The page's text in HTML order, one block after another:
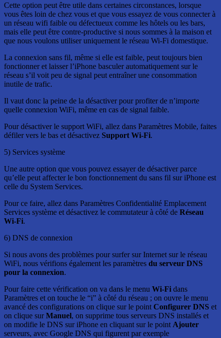
Cette option peut être utile dans certaines circonstances, lorsque
vous êtes loin de chez vous et que vous essayez de vous connecter à
un réseau wifi faible ou défectueux comme les hôtels ou les bars,
mais elle peut être contre-productive si nous sommes à la maison et
que nous voulons utiliser uniquement le réseau Wi-Fi domestique.
La connexion sans fil, même si elle est faible, peut toujours bien
fonctionner et laisser l’iPhone basculer automatiquement sur le
réseau s’il voit peu de signal peut entraîner une consommation
inutile de trafic.
Il vaut donc la peine de la désactiver pour profiter de n’importe
quelle connexion WiFi, même en cas de signal faible.
Pour désactiver le support WiFi, allez dans Paramètres Mobile, faites
défiler vers le bas et désactivez Support Wi-Fi.
5) Services système
Une autre option que vous pouvez essayer de désactiver parce
qu’elle peut affecter le bon fonctionnement du sans fil sur iPhone est
celle du System Services.
Pour ce faire, allez dans Paramètres Confidentialité Emplacement
Services système et désactivez le commutateur à côté de Réseau
Wi-Fi.
6) DNS de connexion
Si nous avons des problèmes pour surfer sur Internet sur le réseau
WiFi, nous vérifions également les paramètres du serveur DNS
pour la connexion.
Pour faire cette vérification on va dans le menu Wi-Fi dans
Paramètres et on touche le “i” à côté du réseau ; on ouvre le menu
avancé des configurations on clique sur le point Configurer DNS et
on clique surManuel, on supprime tous serveurs DNS installés et
on modifie le DNS sur iPhone en cliquant sur le point Ajouter
serveurs, avec Google DNS qui figurent par exemple